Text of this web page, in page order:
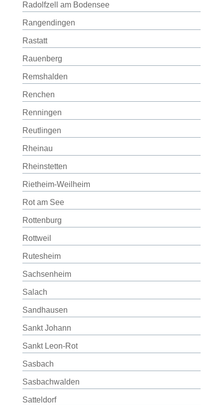
Radolfzell am Bodensee
Rangendingen
Rastatt
Rauenberg
Remshalden
Renchen
Renningen
Reutlingen
Rheinau
Rheinstetten
Rietheim-Weilheim
Rot am See
Rottenburg
Rottweil
Rutesheim
Sachsenheim
Salach
Sandhausen
Sankt Johann
Sankt Leon-Rot
Sasbach
Sasbachwalden
Satteldorf